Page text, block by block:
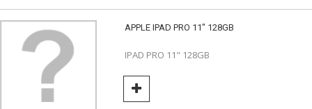
APPLE IPAD PRO 11" 128GB
IPAD PRO 11" 128GB